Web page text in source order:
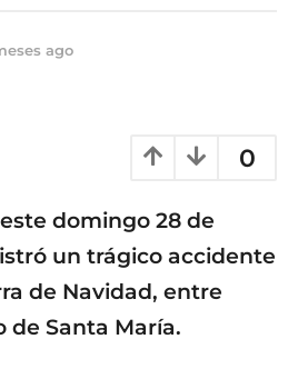
ago
g
0
domingo 28 de
un trágico accidente
de Navidad, entre
de Santa María.